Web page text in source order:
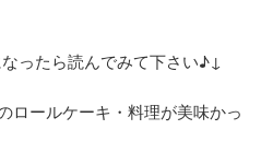
ったら読んでみて下さい♪↓
ロールケーキ・料理が美味かっ